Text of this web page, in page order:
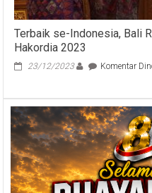
Terbaik se-Indonesia, Bali
Hakordia 2023
23/12/2023 Komentar